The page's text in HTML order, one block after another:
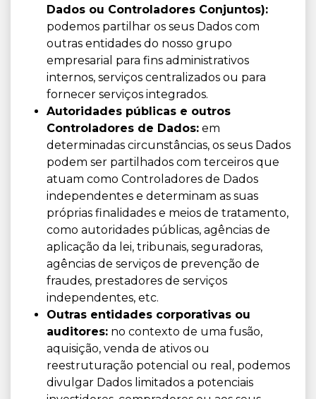
Dados ou Controladores Conjuntos):
podemos partilhar os seus Dados com
outras entidades do nosso grupo
empresarial para fins administrativos
internos, serviços centralizados ou para
fornecer serviços integrados.
Autoridades públicas e outros
Controladores de Dados: em
determinadas circunstâncias, os seus Dados
podem ser partilhados com terceiros que
atuam como Controladores de Dados
independentes e determinam as suas
próprias finalidades e meios de tratamento,
como autoridades públicas, agências de
aplicação da lei, tribunais, seguradoras,
agências de serviços de prevenção de
fraudes, prestadores de serviços
independentes, etc.
Outras entidades corporativas ou
auditores: no contexto de uma fusão,
aquisição, venda de ativos ou
reestruturação potencial ou real, podemos
divulgar Dados limitados a potenciais